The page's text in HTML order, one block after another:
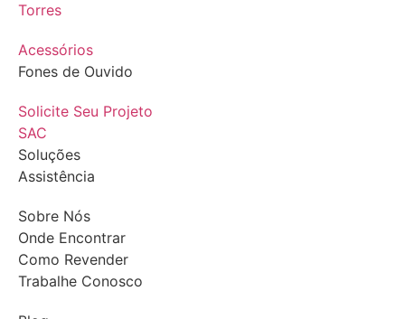
Torres
Acessórios
Fones de Ouvido
Solicite Seu Projeto
SAC
Soluções
Assistência
Sobre Nós
Onde Encontrar
Como Revender
Trabalhe Conosco